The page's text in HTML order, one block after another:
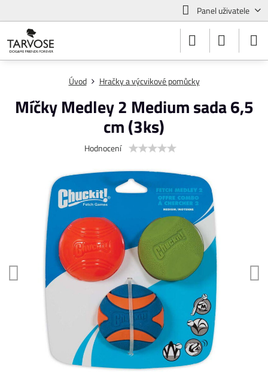
Panel uživatele
Úvod Hračky a výcvikové pomůcky
Míčky Medley 2 Medium sada 6,5
cm (3ks)
Hodnocení